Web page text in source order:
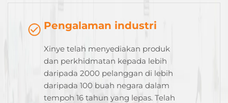
Pengalaman industri
Xinye telah menyediakan produk
dan perkhidmatan kepada lebih
daripada 2000 pelanggan di lebih
daripada 100 buah negara dalam
tempoh 16 tahun yang lepas. Telah